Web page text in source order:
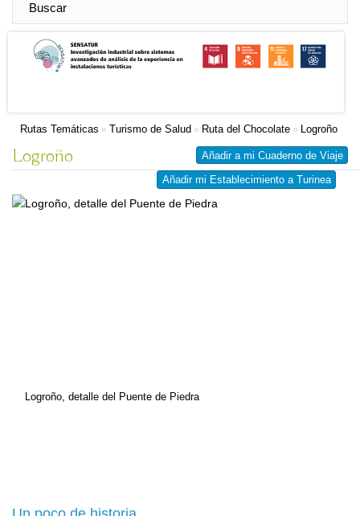
Buscar
Rutas Temáticas » Turismo de Salud » Ruta del Chocolate » Logroño
Añadir a mi Cuaderno de Viaje
Añadir mi Establecimiento a Turinea
Logroño
Logroño, detalle del Puente de Piedra